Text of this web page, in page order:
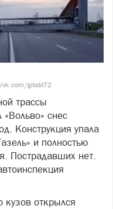
vk.com/gibdd72
трассы
снес
Конструкция упала
и полностью
Пострадавших нет.
кузов открылся